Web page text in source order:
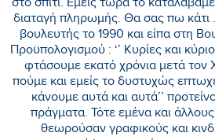
στο σπίτι. Εμείς τώρα το
διαταγή πληρωμής. Θα σας πω κάτι
βουλευτής το 1990 και είπα στη
Προϋπολογισμού : ‘’ Κυρίες και
φτάσουμε εκατό χρόνια μετά τον
πούμε και εμείς το δυστυχώς
κάνουμε αυτά και αυτά’’
πράγματα. Τότε εμένα και
θεωρούσαν γραφικούς και